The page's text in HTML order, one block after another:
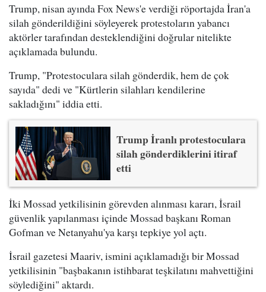
Trump, nisan ayında Fox News'e verdiği röportajda İran'a
silah gönderildiğini söyleyerek protestoların yabancı
aktörler tarafından desteklendiğini doğrular nitelikte
açıklamada bulundu.
Trump, "Protestoculara silah gönderdik, hem de çok
sayıda" dedi ve "Kürtlerin silahları kendilerine
sakladığını" iddia etti.
Trump İranlı protestoculara
silah gönderdiklerini itiraf
etti
İki Mossad yetkilisinin görevden alınması kararı, İsrail
güvenlik yapılanması içinde Mossad başkanı Roman
Gofman ve Netanyahu'ya karşı tepkiye yol açtı.
İsrail gazetesi Maariv, ismini açıklamadığı bir Mossad
yetkilisinin "başbakanın istihbarat teşkilatını mahvettiğini
söylediğini" aktardı.